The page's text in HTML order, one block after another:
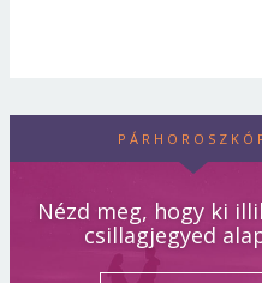
Nézd meg, hogy ki
csillagjegyed